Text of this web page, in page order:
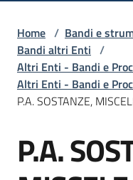
L'Agenzia
Bandi
Home / Bandi e
Bandi altri Enti /
Altri Enti - Bandi e
Altri Enti - Bandi e
P.A. SOSTANZE,
Salta al contenuto
P.A.